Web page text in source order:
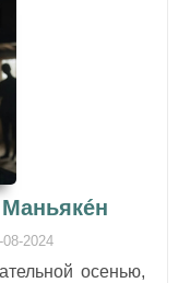
08-2024
осенью,